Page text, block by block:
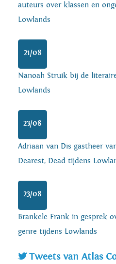
auteurs over klassen en
Lowlands
21/08
Nanoah Struik bij de
Lowlands
23/08
Adriaan van Dis gastheer
Dearest, Dead tijdens
23/08
Brankele Frank in gesprek
genre tijdens Lowlands
Tweets van Atlas